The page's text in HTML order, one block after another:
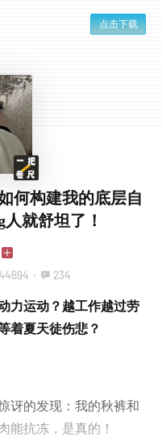
点击下载
何构建我的底层自
就舒坦了！
· 234
力运动？越工作越过劳
着夏天徒伤悲？
讶的发现：我的秋裤和
能抗冻，是真的！